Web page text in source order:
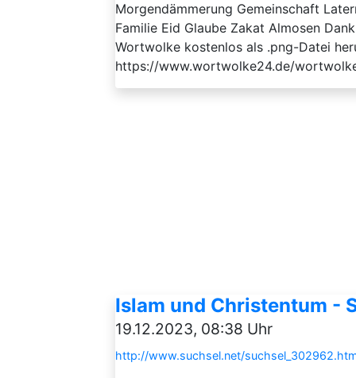
Morgendämmerung Gemeinschaft
Familie Eid Glaube Zakat Almosen
Wortwolke kostenlos als .png-Datei
https://www.wortwolke24.de/
Islam und Christentum -
19.12.2023, 08:38 Uhr
http://www.suchsel.net/